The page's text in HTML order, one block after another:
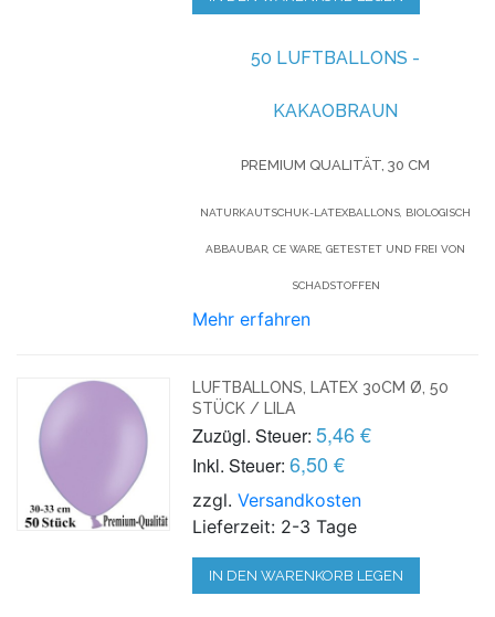
50 LUFTBALLONS -
KAKAOBRAUN
PREMIUM QUALITÄT, 30 CM
NATURKAUTSCHUK-LATEXBALLONS, BIOLOGISCH
ABBAUBAR, CE WARE, GETESTET UND FREI VON
SCHADSTOFFEN
Mehr erfahren
LUFTBALLONS, LATEX 30CM Ø, 50
STÜCK / LILA
Zuzügl. Steuer: 5,46 €
Inkl. Steuer: 6,50 €
zzgl.Versandkosten
Lieferzeit: 2-3 Tage
IN DEN WARENKORB LEGEN